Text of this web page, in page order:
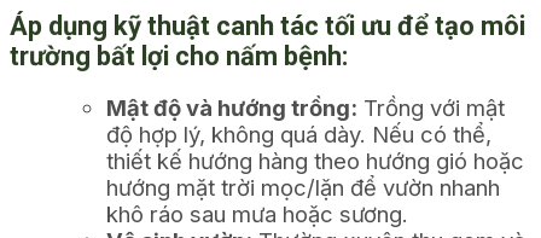
Áp dụng kỹ thuật canh tác tối ưu để tạo môi
trường bất lợi cho nấm bệnh:
Mật độ và hướng trồng: Trồng với mật
độ hợp lý, không quá dày. Nếu có thể,
thiết kế hướng hàng theo hướng gió hoặc
hướng mặt trời mọc/lặn để vườn nhanh
khô ráo sau mưa hoặc sương.